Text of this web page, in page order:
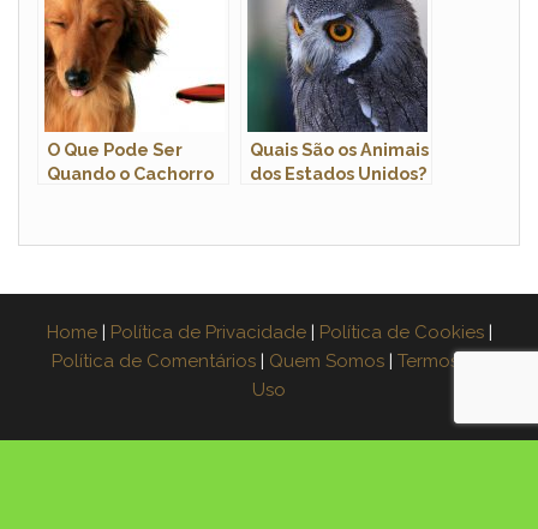
O Que Pode Ser
Quando o Cachorro
Quais São os Animais
dos Estados Unidos?
Home Política de Privacidade Política de Cookies
Política de Comentários
Quem Somos
Termos de
Uso